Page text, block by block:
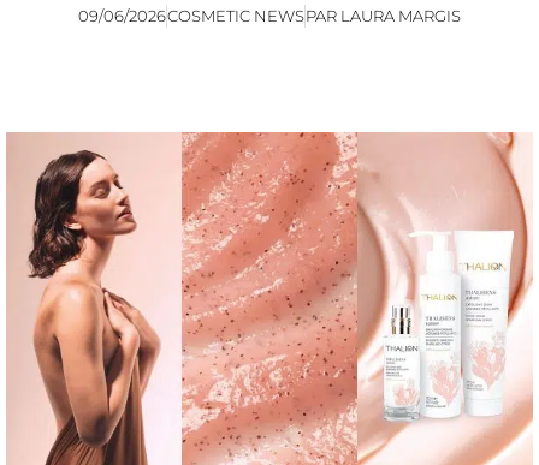
09/06/2026COSMETIC NEWSPAR LAURA MARGIS